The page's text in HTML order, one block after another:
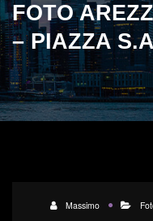
FOTO
– PIAZZA
Massimo